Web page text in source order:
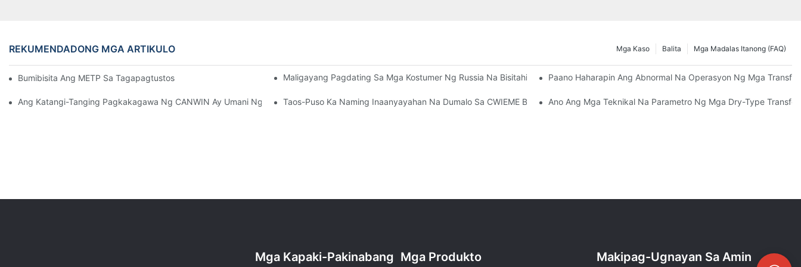
REKUMENDADONG MGA ARTIKULO Mga Madalas Itanong (FAQ)
Balita
Mga Kaso
Bumibisita Ang METP Sa Tagapagtustos At Mga Tagagawa Ng CANWIN | CANWINMaligayang Pagdating Sa Mga Kostumer Ng Russia Na Bisitahin Ang Base Ng Produksyon Ng CANWIN At Bumili Ng Kagamitan
Paano Haharapin Ang Abnormal Na Operasyon Ng Mga
Ang Katangi-Tanging Pagkakagawa Ng CANWIN Ay Umani Ng Pandaigdigang Pagkilala, Na Nagbukas Ng Pinto Sa KooperasyonTaos-Puso Ka Naming Inaanyayahan Na Dumalo Sa CWIEME Berlin 2026 At Tuklasin Ang Mga Bagong Oportunidad Para Sa
Ano Ang Mga Teknikal Na Parametro Ng Mga Dry-Type
Mga Kapaki-Pakinabang Mga Produkto Makipag-Ugnayan Sa Amin